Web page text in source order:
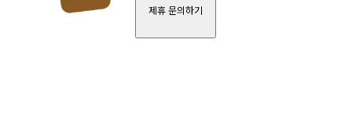
제휴 문의하기